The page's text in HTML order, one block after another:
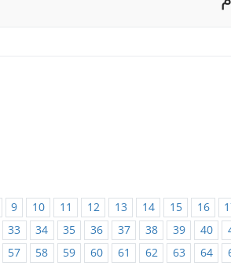
9 10 11 12 13 14 15 16
33 34 35 36 37 38 39 40
57 58 59 60 61 62 63 64